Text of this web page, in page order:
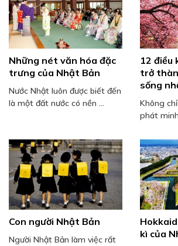
Những nét văn hóa đặc
trưng của Nhật Bản
Nước Nhật luôn được biết đến
là một đất nước có nền ...
12 điều
trở
sống
Không
phát
Con người Nhật Bản
Người Nhật Bản làm việc rất
kì của